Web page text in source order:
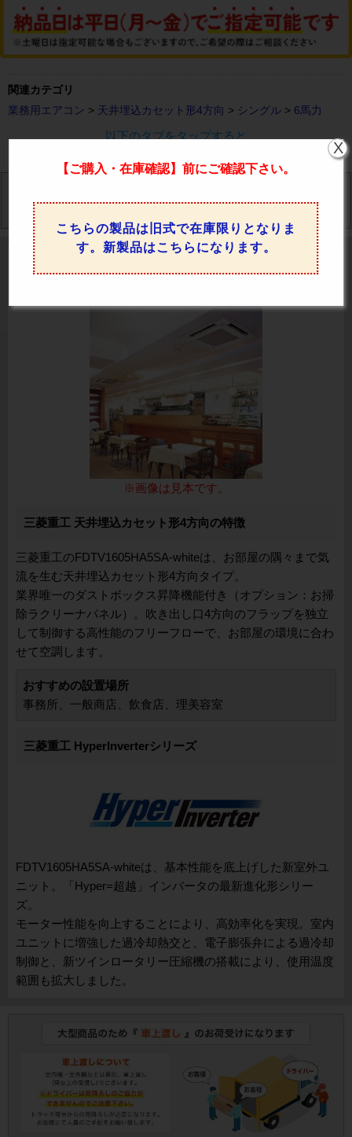
関連カテゴリ
業務用エアコン > 天井埋込カセット形4方向 > シングル > 6馬力
以下のタブをタップすると
仕様 特徴 カタログ 馬力 価格比較
FDTV1605HA5SA-white 三菱重工 業務用エアコン
※画像は見本です。
三菱重工 天井埋込カセット形4方向の特徴
三菱重工のFDTV1605HA5SA-whiteは、お部屋の隅々まで気
流を生む天井埋込カセット形4方向タイプ。
業界唯一のダストボックス昇降機能付き（オプション：お掃
除ラクリーナパネル）。吹き出し口4方向のフラップを独立
して制御する高性能のフリーフローで、お部屋の環境に合わ
せて空調します。
おすすめの設置場所
事務所、一般商店、飲食店、理美容室
三菱重工 HyperInverterシリーズ
FDTV1605HA5SA-whiteは、基本性能を底上げした新室外ユ
ニット。「Hyper=超越」インバータの最新進化形シリー
ズ。
モーター性能を向上することにより、高効率化を実現。室内
ユニットに増強した過冷却熱交と、電子膨張弁による過冷却
制御と、新ツインロータリー圧縮機の搭載により、使用温度
範囲も拡大しました。
【ご購入・在庫確認】前にご確認下さい。
こちらの製品は旧式で在庫限りとなりま
す。新製品はこちらになります。
X